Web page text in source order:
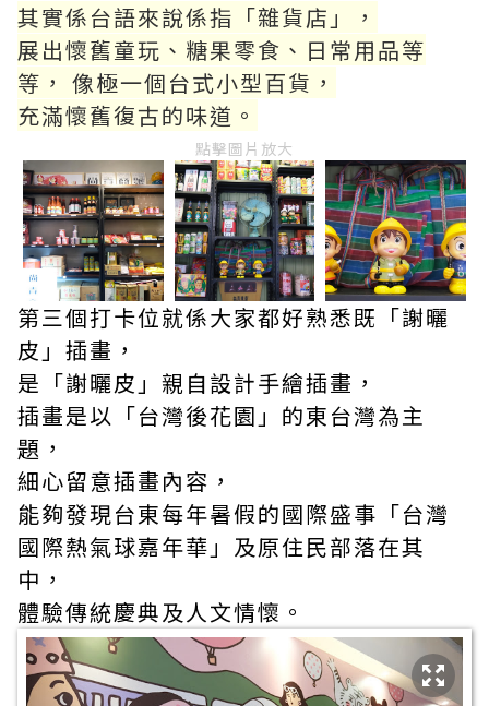
其實係台語來說係指「雜貨店」，
展出懷舊童玩、糖果零食、日常用品等
等， 像極一個台式小型百貨，
充滿懷舊復古的味道。
點擊圖片放大
第三個打卡位就係大家都好熟悉既「謝曬
皮」插畫，
是「謝曬皮」親自設計手繪插畫，
插畫是以「台灣後花園」的東台灣為主
題，
細心留意插畫內容，
能夠發現台東每年暑假的國際盛事「台灣
國際熱氣球嘉年華」及原住民部落在其
中，
體驗傳統慶典及人文情懷。